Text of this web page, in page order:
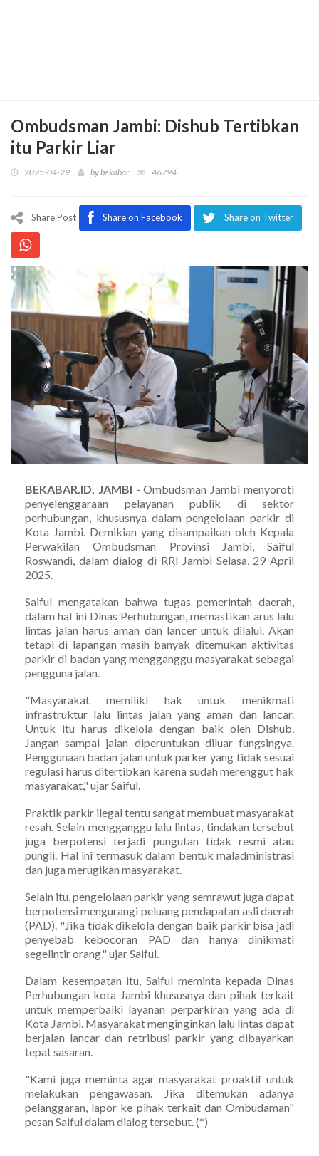
Ombudsman Jambi: Dishub Tertibkan
itu Parkir Liar
2025-04-29 bybekabar 46794
Share Post Share on Facebook Share on Twitter
BEKABAR.ID, JAMBI -Ombudsman Jambi menyoroti
penyelenggaraan pelayanan publik di sektor
perhubungan, khususnya dalam pengelolaan parkir di
Kota Jambi. Demikian yang disampaikan oleh Kepala
Perwakilan Ombudsman Provinsi Jambi, Saiful
Roswandi, dalam dialog di RRI Jambi Selasa, 29 April
2025.
Saiful mengatakan bahwa tugas pemerintah daerah,
dalam hal ini Dinas Perhubungan, memastikan arus lalu
lintas jalan harus aman dan lancer untuk dilalui. Akan
tetapi di lapangan masih banyak ditemukan aktivitas
parkir di badan yang mengganggu masyarakat sebagai
pengguna jalan.
"Masyarakat memiliki hak untuk menikmati
infrastruktur lalu lintas jalan yang aman dan lancar.
Untuk itu harus dikelola dengan baik oleh Dishub.
Jangan sampai jalan diperuntukan diluar fungsingya.
Penggunaan badan jalan untuk parker yang tidak sesuai
regulasi harus ditertibkan karena sudah merenggut hak
masyarakat," ujar Saiful.
Praktik parkir ilegal tentu sangat membuat masyarakat
resah. Selain mengganggu lalu lintas, tindakan tersebut
juga berpotensi terjadi pungutan tidak resmi atau
pungli. Hal ini termasuk dalam bentuk maladministrasi
dan juga merugikan masyarakat.
Selain itu, pengelolaan parkir yang semrawut juga dapat
berpotensi mengurangi peluang pendapatan asli daerah
(PAD). "Jika tidak dikelola dengan baik parkir bisa jadi
penyebab kebocoran PAD dan hanya dinikmati
segelintir orang," ujar Saiful.
Dalam kesempatan itu, Saiful meminta kepada Dinas
Perhubungan kota Jambi khususnya dan pihak terkait
untuk memperbaiki layanan perparkiran yang ada di
Kota Jambi. Masyarakat menginginkan lalu lintas dapat
berjalan lancar dan retribusi parkir yang dibayarkan
tepat sasaran.
"Kami juga meminta agar masyarakat proaktif untuk
melakukan pengawasan. Jika ditemukan adanya
pelanggaran, lapor ke pihak terkait dan Ombudaman"
pesan Saiful dalam dialog tersebut. (*)